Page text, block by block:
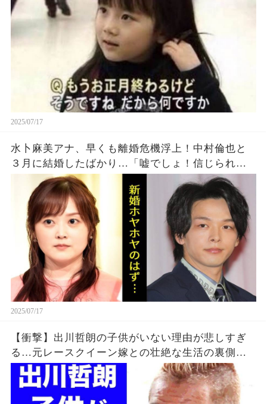
2025/07/17
水卜麻美アナ、早くも離婚危機浮上！中村倫也と
３月に結婚したばかり…「嘘でしょ！信じられな
2025/07/17
【衝撃】出川哲朗の子供がいない理由が悲しすぎ
る…元レースクイーン嫁との壮絶な生活の裏側→
結果